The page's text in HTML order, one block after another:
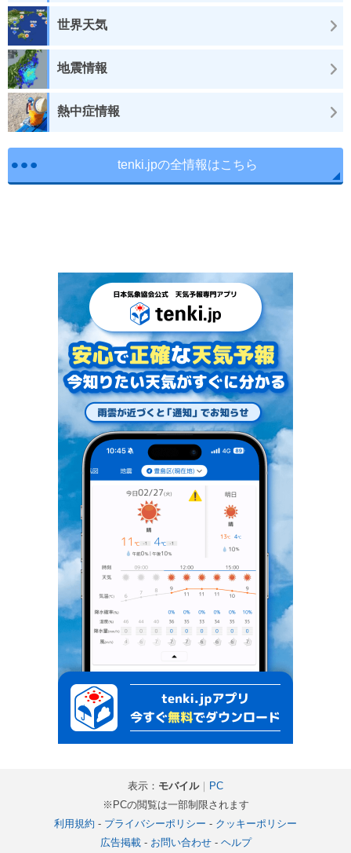
世界天気
地震情報
熱中症情報
tenki.jpの全情報はこちら
表示： モバイル｜ PC
※PCの閲覧は一部制限されます
利用規約 - プライバシーポリシー - クッキーポリシー
広告掲載- お問い合わせ- ヘルプ